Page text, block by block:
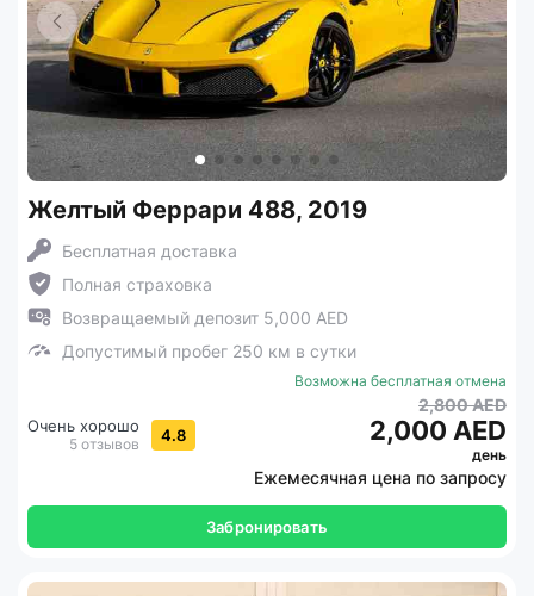
Желтый Феррари 488, 2019
Бесплатная доставка
Полная страховка
Возвращаемый депозит 5,000 AED
Допустимый пробег 250 км в сутки
Очень хорошо
5 отзывов 4.8
Возможна бесплатная отмена
2,800 AED
2,000 AED
день
Ежемесячная цена по запросу
Забронировать